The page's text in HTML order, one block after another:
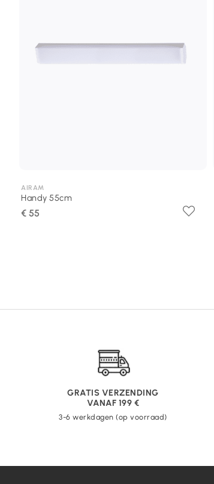
AIRAM
Handy 55cm
€ 55
GRATIS VERZENDING
VANAF 199 €
3-6 werkdagen (op voorraad)